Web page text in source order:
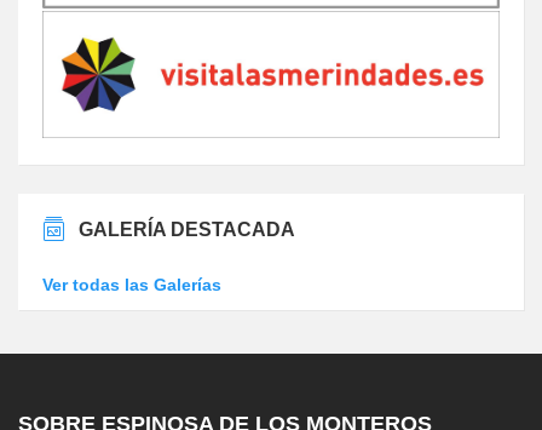
GALERÍA DESTACADA
Ver todas las Galerías
SOBRE ESPINOSA DE LOS MONTEROS